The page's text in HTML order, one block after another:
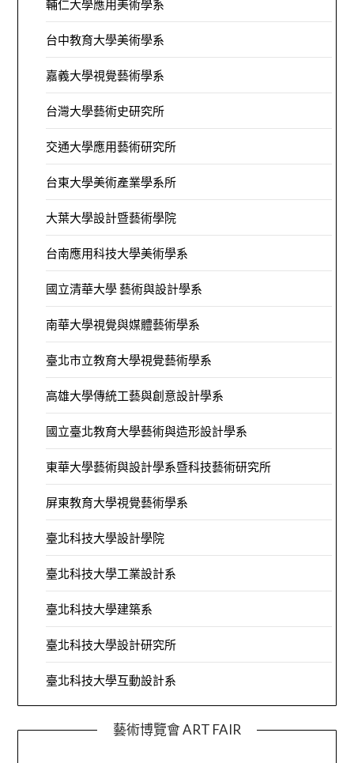
輔仁大學應用美術學系
台中教育大學美術學系
嘉義大學視覺藝術學系
台灣大學藝術史研究所
交通大學應用藝術研究所
台東大學美術產業學系所
大葉大學設計暨藝術學院
台南應用科技大學美術學系
國立清華大學 藝術與設計學系
南華大學視覺與媒體藝術學系
臺北市立教育大學視覺藝術學系
高雄大學傳統工藝與創意設計學系
國立臺北教育大學藝術與造形設計學系
東華大學藝術與設計學系暨科技藝術研究所
屏東教育大學視覺藝術學系
臺北科技大學設計學院
臺北科技大學工業設計系
臺北科技大學建築系
臺北科技大學設計研究所
臺北科技大學互動設計系
藝術博覽會 ART FAIR